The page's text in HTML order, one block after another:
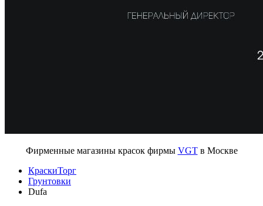
Фирменные магазины красок фирмы VGTв Москве
КраскиТорг
Грунтовки
Dufa